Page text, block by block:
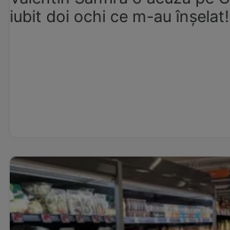
iubit doi ochi ce m-au